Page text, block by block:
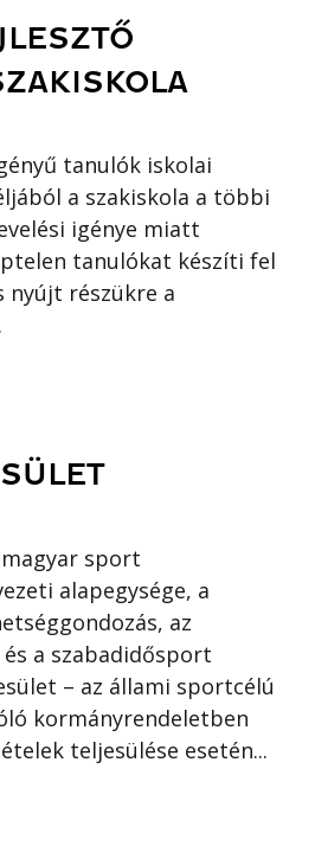
tanulók iskolai
a szakiskola a többi
igénye miatt
tanulókat készíti fel
nyújt részükre a
sport
alapegysége, a
az
a szabadidősport
– az állami sportcélú
kormányrendeletben
teljesülése esetén...